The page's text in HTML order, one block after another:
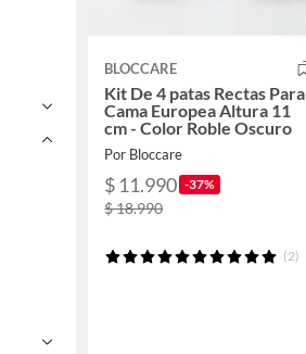
BLOCCARE
Kit De 4 patas Rectas Para
Cama Europea Altura 11
cm - Color Roble Oscuro
Por Bloccare
$ 11.990 -37%
$ 18.990
(2)